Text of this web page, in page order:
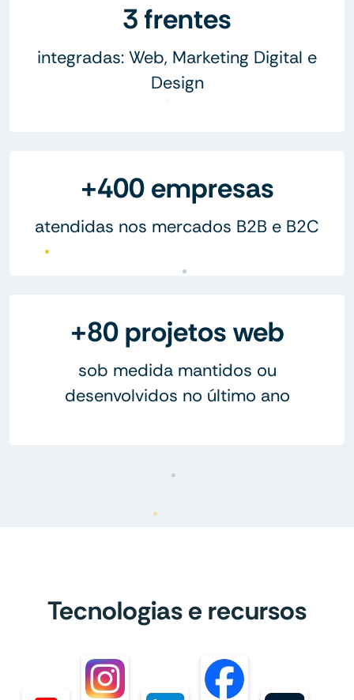
3 frentes
integradas: Web, Marketing Digital e
Design
+400 empresas
atendidas nos mercados B2B e B2C
+80 projetos web
sob medida mantidos ou
desenvolvidos no último ano
Tecnologias e recursos